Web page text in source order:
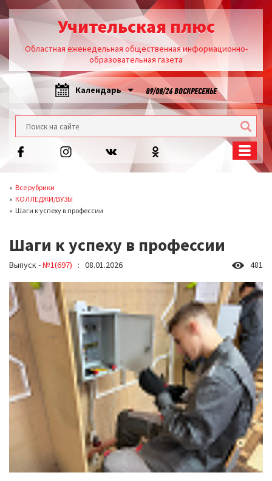
Учительская плюс
Областная еженедельная общественная информационно-
образовательная газета
Календарь 09/08/26 ВОСКРЕСЕНЬЕ
Все рубрики
КОЛЛЕДЖИ/ВУЗЫ
Шаги к успеху в профессии
Шаги к успеху в профессии
Выпуск -№1(697) : 08.01.2026 481